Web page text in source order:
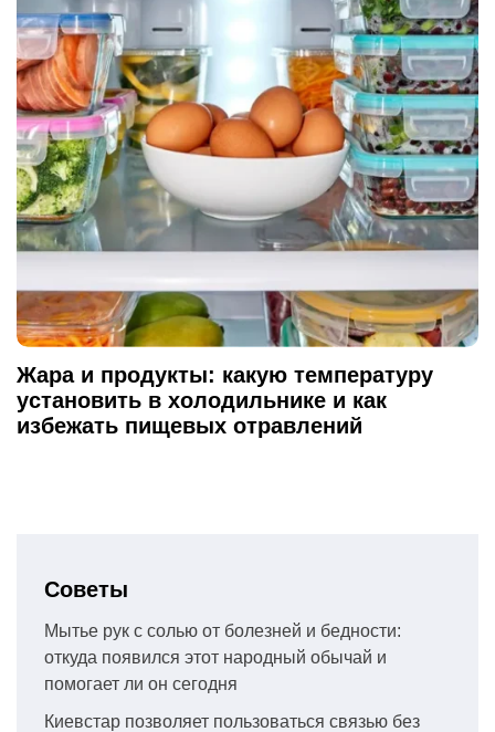
Жара и продукты: какую температуру
установить в холодильнике и как
избежать пищевых отравлений
Советы
Мытье рук с солью от болезней и бедности:
откуда появился этот народный обычай и
помогает ли он сегодня
Киевстар позволяет пользоваться связью без